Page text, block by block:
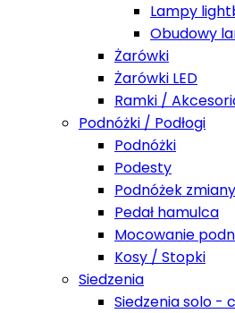
Lampy
Obudowy
Żarówki
Żarówki LED
Ramki /
Podnóżki / Podłogi
Podnóżki
Podesty
Podnóżek
Pedał hamulca
Mocowanie
Kosy / Stopki
Siedzenia
Siedzenia solo -